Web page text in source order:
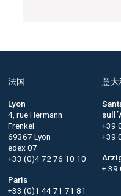
法国
Lyon
4, rue Hermann
Frenkel
69367 Lyon
edex 07
+33 (0)4 72 76 10 10
Paris
+33 (0)1 44 71 71 81
意大
+39
+39
+ 39